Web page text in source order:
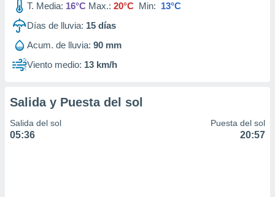
T. Media: 16°C Max.: 20°C Min: 13°C
Días de lluvia: 15 días
Acum. de lluvia: 90 mm
Viento medio: 13 km/h
Salida y Puesta del sol
Salida del sol
05:36
Puesta del sol
20:57